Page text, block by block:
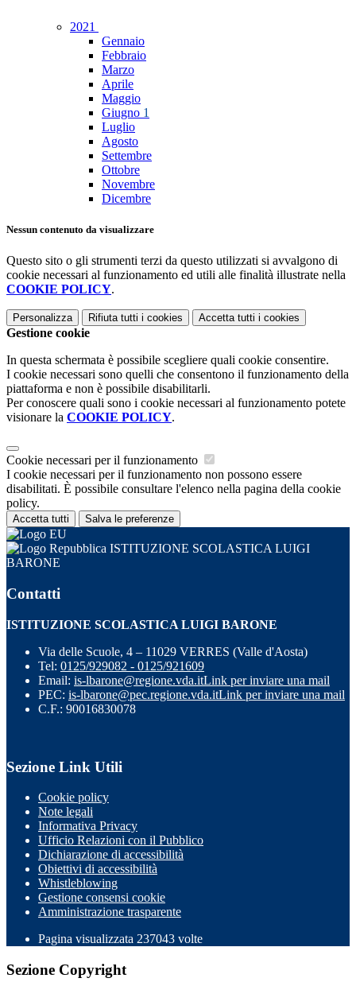
2021
Gennaio
Febbraio
Marzo
Aprile
Maggio
Giugno 1
Luglio
Agosto
Settembre
Ottobre
Novembre
Dicembre
Nessun contenuto da visualizzare
Questo sito o gli strumenti terzi da questo utilizzati si avvalgono di
cookie necessari al funzionamento ed utili alle finalità illustrate nella
COOKIE POLICY.
Personalizza Rifiuta tutti i cookies Accetta tutti i cookies
Gestione cookie
In questa schermata è possibile scegliere quali cookie consentire.
I cookie necessari sono quelli che consentono il funzionamento della
piattaforma e non è possibile disabilitarli.
Per conoscere quali sono i cookie necessari al funzionamento potete
visionare la COOKIE POLICY.
Cookie necessari per il funzionamento
I cookie necessari per il funzionamento non possono essere
disabilitati. È possibile consultare l'elenco nella pagina della cookie
policy.
Accetta tutti Salva le preferenze
ISTITUZIONE SCOLASTICA LUIGI
BARONE
Contatti
ISTITUZIONE SCOLASTICA LUIGI BARONE
Via delle Scuole, 4 – 11029 VERRES (Valle d'Aosta)
Tel: 0125/929082 - 0125/921609
Email: is-lbarone@regione.vda.itLink per inviare una mail
PEC: is-lbarone@pec.regione.vda.itLink per inviare una mail
C.F.: 90016830078
Sezione Link Utili
Cookie policy
Note legali
Informativa Privacy
Ufficio Relazioni con il Pubblico
Dichiarazione di accessibilità
Obiettivi di accessibilità
Whistleblowing
Gestione consensi cookie
Amministrazione trasparente
Pagina visualizzata 237043 volte
Sezione Copyright